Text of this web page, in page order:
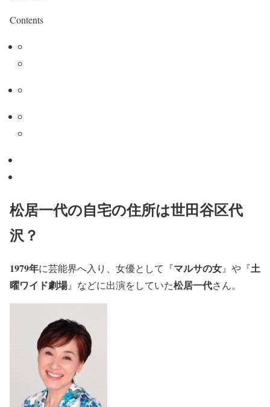
Contents
松居一代の自宅の住所は世田谷区代
沢？
1979年に芸能界へ入り、女優として『マルサの女』や『土
曜ワイド劇場』などに出演をしていた松居一代さん。